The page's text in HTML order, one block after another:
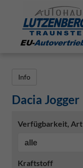
Info
Dacia Jogger
Verfügbarkeit, Art
Kraftstoff